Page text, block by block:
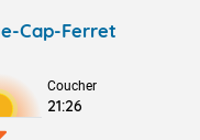
Cap-Ferret
Coucher
21:26